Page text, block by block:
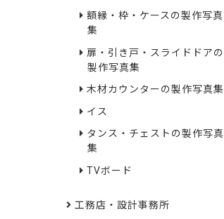
額縁・枠・ケースの製作写真
集
扉・引き戸・スライドドアの
製作写真集
木材カウンターの製作写真集
イス
タンス・チェストの製作写真
集
TVボード
工務店・設計事務所